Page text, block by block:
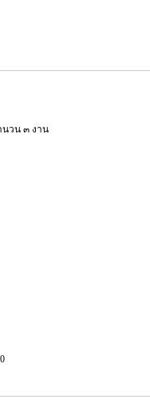
นวน ๓ งาน